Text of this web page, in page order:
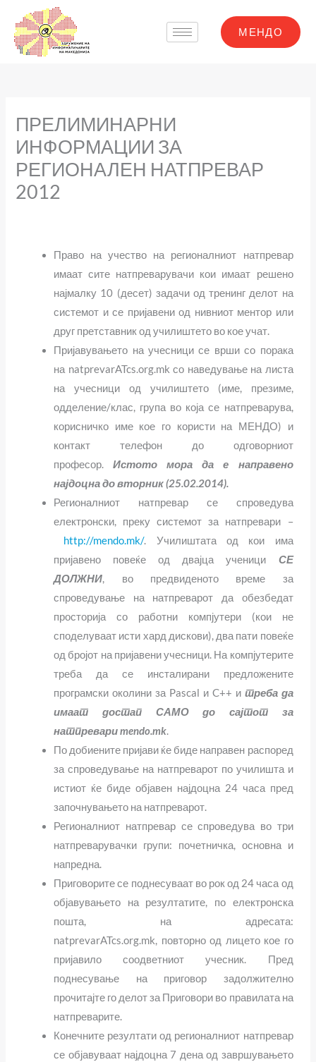
content
МЕНДО
ПРЕЛИМИНАРНИ
ИНФОРМАЦИИ ЗА
РЕГИОНАЛЕН НАТПРЕВАР
2012
Право на учество на регионалниот натпревар
имаат сите натпреварувачи кои имаат решено
најмалку 10 (десет) задачи од тренинг делот на
системот и се пријавени од нивниот ментор или
друг претставник од училиштето во кое учат.
Пријавувањето на учесници се врши со порака
на natprevarATcs.org.mkсо наведување на листа
на учесници од училиштето (име, презиме,
одделение/клас, група во која се натпреварува,
корисничко име кое го користи на МЕНДО) и
контакт телефон до одговорниот
професор.Истото мора да е направено
најдоцна до вторник (25.02.2014).
Регионалниот натпревар се спроведува
електронски, преку системот за натпревари –
http://mendo.mk/. Училиштата од кои има
пријавено повеќе од двајца ученици СЕ
ДОЛЖНИ, во предвиденото време за
спроведување на натпреварот да обезбедат
просторија со работни компјутери (кои не
споделуваат исти хард дискови), два пати повеќе
од бројот на пријавени учесници. На компјутерите
треба да се инсталирани предложените
програмски околини за Pascal и C++ и треба да
имаат достап САМО до сајтот за
натпревари mendo.mk.
По добиените пријави ќе биде направен распоред
за спроведување на натпреварот по училишта и
истиот ќе биде објавен најдоцна 24 часа пред
започнувањето на натпреварот.
Регионалниот натпревар се спроведува во три
натпреварувачки групи: почетничка, основна и
напредна.
Приговорите се поднесуваат во рок од 24 часа од
објавувањето на резултатите, по електронска
пошта, на адресата:
natprevarATcs.org.mk, повторно од лицето кое го
пријавило соодветниот учесник. Пред
поднесување на приговор задолжително
прочитајте го делот за Приговори во правилата на
натпреварите.
Конечните резултати од регионалниот натпревар
се објавуваат најдоцна 7 дена од завршувањето